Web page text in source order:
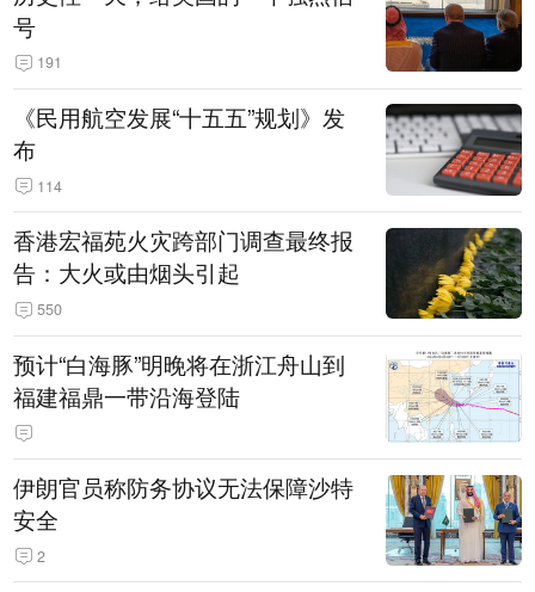
号
191
《民用航空发展“十五五”规划》发
布
114
香港宏福苑火灾跨部门调查最终报
告：大火或由烟头引起
550
预计“白海豚”明晚将在浙江舟山到
福建福鼎一带沿海登陆
伊朗官员称防务协议无法保障沙特
安全
2